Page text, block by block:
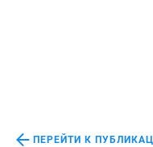
ПЕРЕЙТИ К